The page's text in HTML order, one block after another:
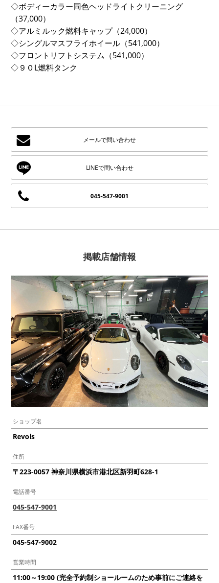
◇ボディーカラー同色ヘッドライトクリーニング
（37,000）
◇アルミルック燃料キャップ（24,000）
◇シングルマスフライホイール（541,000）
◇フロントリフトシステム（541,000）
◇９０L燃料タンク
メールで問い合わせ
045-547-9001
掲載店舗情報
ショップ名
Revols
住所
〒223-0057 神奈川県横浜市港北区新羽町628-1
電話番号
045-547-9001
FAX番号
045-547-9002
営業時間
11:00～19:00 (完全予約制ショールームのため事前にご連絡を